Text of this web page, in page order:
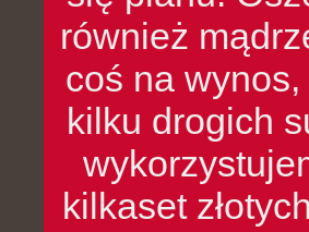
również
coś na
kilku drogich
kilkaset